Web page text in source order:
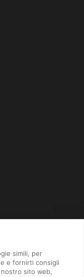
i.v. € 800.000,00